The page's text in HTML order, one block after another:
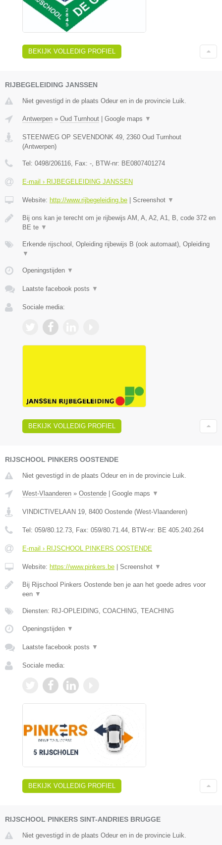
BEKIJK VOLLEDIG PROFIEL
RIJBEGELEIDING JANSSEN
Niet gevestigd in de plaats Odeur en in de provincie Luik.
Antwerpen » Oud Turnhout Google maps ▼
STEENWEG OP SEVENDONK 49, 2360 Oud Turnhout
(Antwerpen)
Tel: 0498/206116, Fax: -, BTW-nr: BE0807401274
E-mail › RIJBEGELEIDING JANSSEN
Website: http://www.rijbegeleiding.be Screenshot ▼
Bij ons kan je terecht om je rijbewijs AM, A, A2, A1, B, code 372 en
BE te ▼
Erkende rijschool, Opleiding rijbewijs B (ook automaat), Opleiding
▼
Openingstijden ▼
Laatste facebook posts ▼
Sociale media:
BEKIJK VOLLEDIG PROFIEL
RIJSCHOOL PINKERS OOSTENDE
Niet gevestigd in de plaats Odeur en in de provincie Luik.
West-Vlaanderen » Oostende Google maps ▼
VINDICTIVELAAN 19, 8400 Oostende (West-Vlaanderen)
Tel: 059/80.12.73, Fax: 059/80.71.44, BTW-nr: BE 405.240.264
E-mail › RIJSCHOOL PINKERS OOSTENDE
Website: https://www.pinkers.be Screenshot ▼
Bij Rijschool Pinkers Oostende ben je aan het goede adres voor
een ▼
Diensten: RIJ-OPLEIDING, COACHING, TEACHING
Openingstijden ▼
Laatste facebook posts ▼
Sociale media:
BEKIJK VOLLEDIG PROFIEL
RIJSCHOOL PINKERS SINT-ANDRIES BRUGGE
Niet gevestigd in de plaats Odeur en in de provincie Luik.